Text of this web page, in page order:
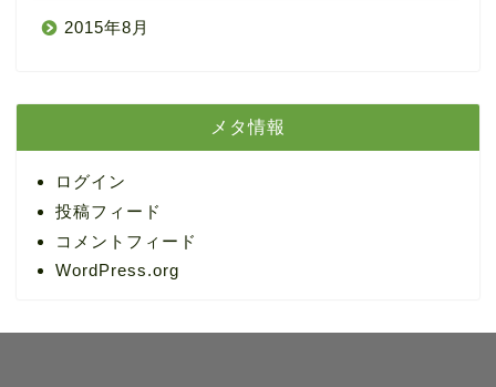
2015年8月
メタ情報
ログイン
投稿フィード
コメントフィード
WordPress.org